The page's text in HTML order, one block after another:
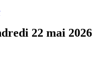
22 mai 2026